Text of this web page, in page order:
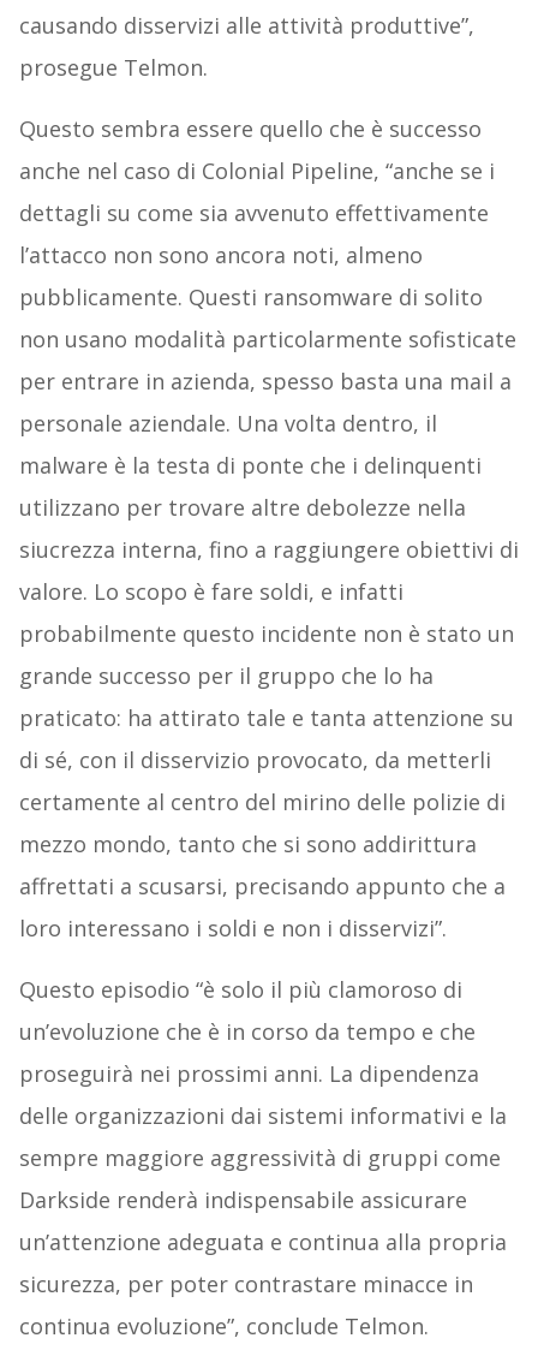
causando disservizi alle attività produttive”,
prosegue Telmon.
Questo sembra essere quello che è successo
anche nel caso di Colonial Pipeline, “anche se i
dettagli su come sia avvenuto effettivamente
l’attacco non sono ancora noti, almeno
pubblicamente. Questi ransomware di solito
non usano modalità particolarmente sofisticate
per entrare in azienda, spesso basta una mail a
personale aziendale. Una volta dentro, il
malware è la testa di ponte che i delinquenti
utilizzano per trovare altre debolezze nella
siucrezza interna, fino a raggiungere obiettivi di
valore. Lo scopo è fare soldi, e infatti
probabilmente questo incidente non è stato un
grande successo per il gruppo che lo ha
praticato: ha attirato tale e tanta attenzione su
di sé, con il disservizio provocato, da metterli
certamente al centro del mirino delle polizie di
mezzo mondo, tanto che si sono addirittura
affrettati a scusarsi, precisando appunto che a
loro interessano i soldi e non i disservizi”.
Questo episodio “è solo il più clamoroso di
un’evoluzione che è in corso da tempo e che
proseguirà nei prossimi anni. La dipendenza
delle organizzazioni dai sistemi informativi e la
sempre maggiore aggressività di gruppi come
Darkside renderà indispensabile assicurare
un’attenzione adeguata e continua alla propria
sicurezza, per poter contrastare minacce in
continua evoluzione”, conclude Telmon.